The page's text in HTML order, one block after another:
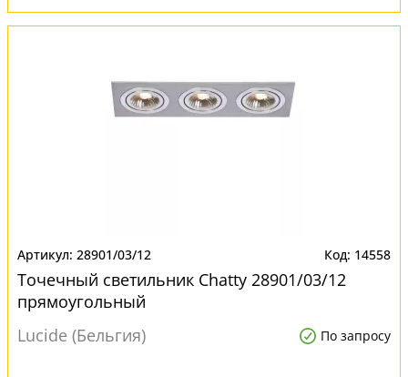
28901/03/12 14558
Точечный светильник Chatty 28901/03/12
прямоугольный
Lucide (Бельгия)
По запросу